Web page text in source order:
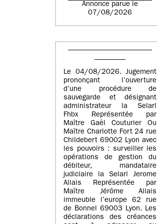
Annonce parue le
07/08/2026
Le 04/08/2026. Jugement
prononçant l’ouverture
d’une procédure de
sauvegarde et désignant
administrateur la Selarl
Fhbx Représentée par
Maître Gaël Couturier Ou
Maître Charlotte Fort 24 rue
Childebert 69002 Lyon avec
les pouvoirs : surveiller les
opérations de gestion du
débiteur, mandataire
judiciaire la Selarl Jerome
Allais Représentée par
Maître Jérôme Allais
immeuble l’europe 62 rue
de Bonnel 69003 Lyon. Les
déclarations des créances